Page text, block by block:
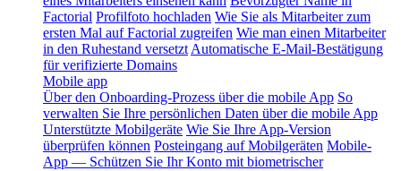
Factorial Profilfoto hochladen Wie Sie als Mitarbeiter zum
ersten Mal auf Factorial zugreifen Wie man einen Mitarbeiter
in den Ruhestand versetzt Automatische E-Mail-Bestätigung
für verifizierte Domains
Mobile app
Über den Onboarding-Prozess über die mobile App So
verwalten Sie Ihre persönlichen Daten über die mobile App
Unterstützte Mobilgeräte Wie Sie Ihre App-Version
überprüfen können Posteingang auf Mobilgeräten Mobile-
App — Schützen Sie Ihr Konto mit biometrischer